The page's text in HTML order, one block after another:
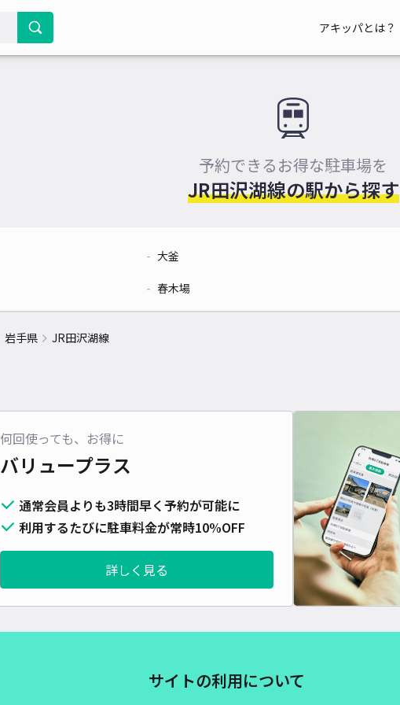
アキッパとは？
予約できるお得な駐車場を
JR田沢湖線の駅から探す
大釜
春木場
岩手県 JR田沢湖線
何回使っても、お得に
バリュープラス
通常会員よりも3時間早く予約が可能に
利用するたびに駐車料金が常時10%OFF
詳しく見る
サイトの利用について